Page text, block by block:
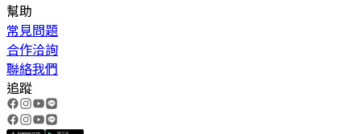
幫助
常見問題
合作洽詢
聯絡我們
追蹤